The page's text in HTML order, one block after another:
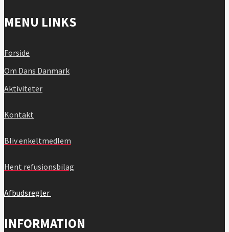
MENU LINKS
Forside
Om Dans Danmark
Aktiviteter
Kontakt
Bliv enkeltmedlem
Hent refusionsbilag
Afbudsregler
INFORMATION